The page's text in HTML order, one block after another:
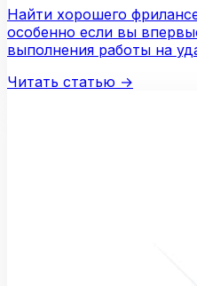
Найти хорошего
особенно если вы
выполнения работы на
Читать статью →